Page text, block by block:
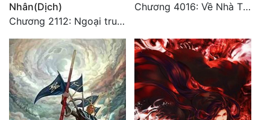
Nhân(Dịch)
Chương 2112: Ngoại truyện 3 - Tiệc mừng công
Chương 4016: Về Nhà Thôi... (Đại Kết Cục)